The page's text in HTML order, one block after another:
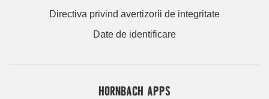
Directiva privind avertizorii de integritate
Date de identificare
HORNBACH APPS